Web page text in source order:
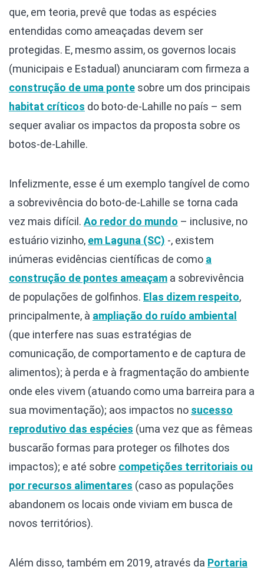
que, em teoria, prevê que todas as espécies
entendidas como ameaçadas devem ser
protegidas. E, mesmo assim, os governos locais
(municipais e Estadual) anunciaram com firmeza a
construção de uma ponte sobre um dos principais
habitat críticos do boto-de-Lahille no país – sem
sequer avaliar os impactos da proposta sobre os
botos-de-Lahille.
Infelizmente, esse é um exemplo tangível de como
a sobrevivência do boto-de-Lahille se torna cada
vez mais difícil. Ao redor do mundo – inclusive, no
estuário vizinho, em Laguna (SC) -, existem
inúmeras evidências científicas de como a
construção de pontes ameaçam a sobrevivência
de populações de golfinhos. Elas dizem respeito,
principalmente, à ampliação do ruído ambiental
(que interfere nas suas estratégias de
comunicação, de comportamento e de captura de
alimentos); à perda e à fragmentação do ambiente
onde eles vivem (atuando como uma barreira para a
sua movimentação); aos impactos no sucesso
reprodutivo das espécies (uma vez que as fêmeas
buscarão formas para proteger os filhotes dos
impactos); e até sobre competições territoriais ou
por recursos alimentares (caso as populações
abandonem os locais onde viviam em busca de
novos territórios).
Além disso, também em 2019, através da Portaria